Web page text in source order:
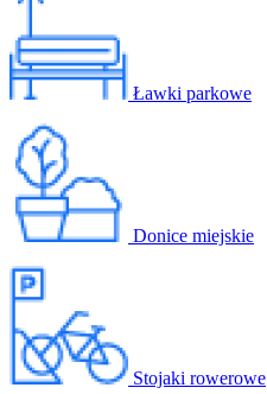
Ławki parkowe
Donice miejskie
Stojaki rowerowe